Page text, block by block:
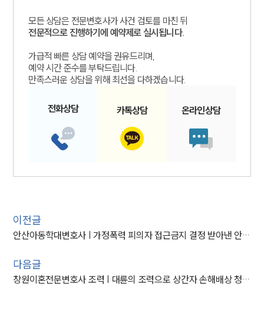
모든 상담은 전문변호사가 사건 검토를 마친 뒤
전문적으로 진행하기에 예약제로 실시됩니다.
가급적 빠른 상담 예약을 권유드리며,
예약 시간 준수를 부탁드립니다.
만족스러운 상담을 위해 최선을 다하겠습니다.
전화상담 카톡상담 온라인상담
이전글
안산아동학대변호사 | 가정폭력 피의자 접근금지 결정 받아낸 안산변호사
다음글
창원이혼전문변호사 조력 | 대륜의 조력으로 상간자 손해배상 청구액 전액 인용에 성공